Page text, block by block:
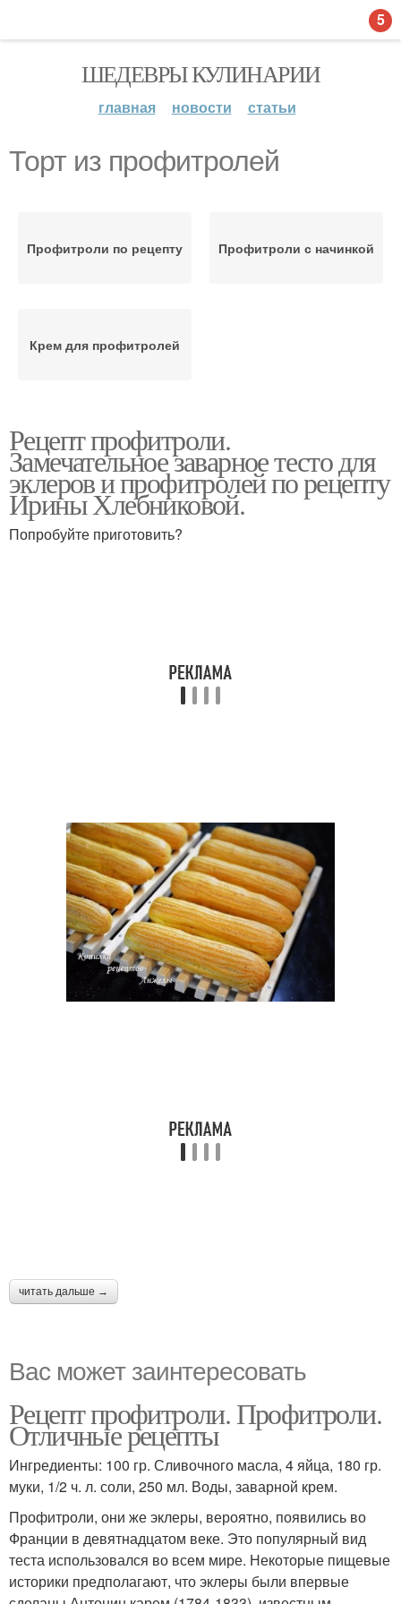
ШЕДЕВРЫ КУЛИНАРИИ
главная новости статьи
Торт из профитролей
Профитроли по рецепту Профитроли с начинкой
Крем для профитролей
Рецепт профитроли.
Замечательное заварное тесто для
эклеров и профитролей по рецепту
Ирины Хлебниковой.
Попробуйте приготовить?
читать дальше →
Вас может заинтересовать
Рецепт профитроли. Профитроли.
Отличные рецепты
Ингредиенты: 100 гр. Сливочного масла, 4 яйца, 180 гр.
муки, 1/2 ч. л. соли, 250 мл. Воды, заварной крем.
Профитроли, они же эклеры, вероятно, появились во
Франции в девятнадцатом веке. Это популярный вид
теста использовался во всем мире. Некоторые пищевые
историки предполагают, что эклеры были впервые
5